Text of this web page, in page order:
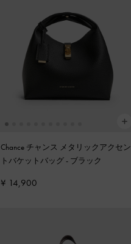
Chance チャンス メタリックアクセン
トバケットバッグ- ブラック
¥ 14,900